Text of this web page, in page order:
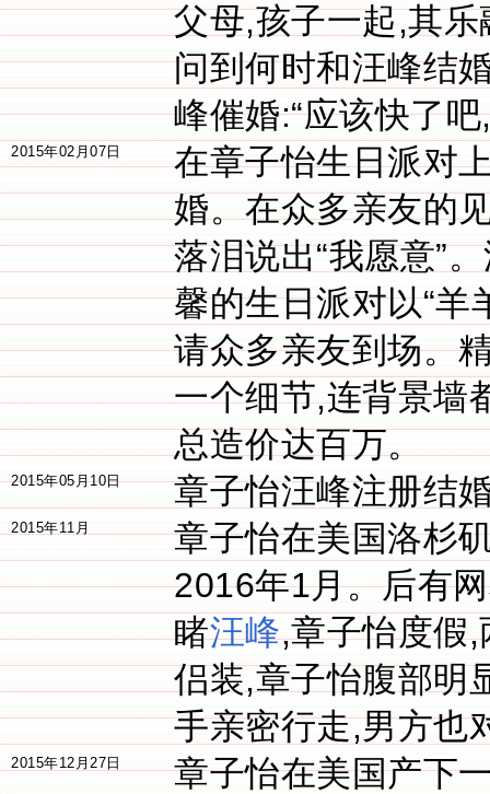
父母,孩子一起,其
问到何时和汪峰结
峰催婚:“应该快了
2015年02月07日
在章子怡生日派对
婚。在众多亲友的
落泪说出“我愿意”
馨的生日派对以“羊
请众多亲友到场。
一个细节,连背景墙
总造价达百万。
2015年05月10日 章子怡汪峰注册结
2015年11月
章子怡在美国洛杉
2016年1月。后有
睹汪峰,章子怡度假
侣装,章子怡腹部明
手亲密行走,男方也
2015年12月27日 章子怡在美国产下